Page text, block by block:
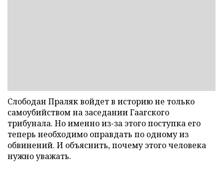
Слободан Праляк войдет в историю не только
самоубийством на заседании Гаагского
трибунала. Но именно из-за этого поступка его
теперь необходимо оправдать по одному из
обвинений. И объяснить, почему этого человека
нужно уважать.